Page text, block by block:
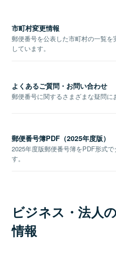
市町村変更情報
郵便番号を公表した市町村の一覧
しています。
よくあるご質問・お問い合わせ
郵便番号に関するさまざまな疑問に
郵便番号簿PDF（2025年度版）
2025年度版郵便番号簿をPDF形式
す。
ビジネス・法人
情報